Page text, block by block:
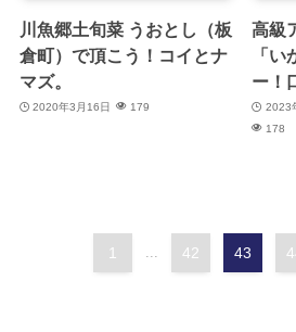
川魚郷土旬菜 うおとし（板
倉町）で頂こう！コイとナ
マズ。
2020年3月16日 179
高級
「
ー！
2023
178
1 42 43